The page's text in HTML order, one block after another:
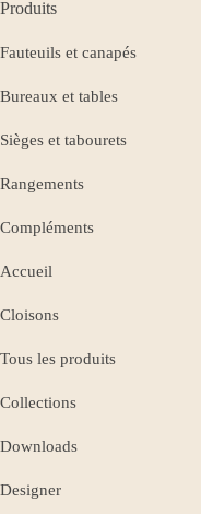
Produits
Fauteuils et canapés
Bureaux et tables
Sièges et tabourets
Rangements
Compléments
Accueil
Cloisons
Tous les produits
Collections
Downloads
Designer